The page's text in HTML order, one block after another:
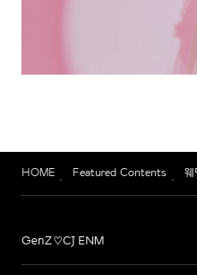
HOME Featured Contents 웨
GenZ♡CJ ENM